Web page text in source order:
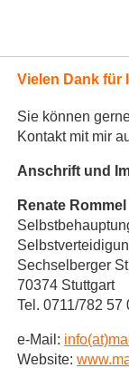
Vielen Dank für
Sie können
Kontakt mit mir
Anschrift und
Renate Rommel
Sechselberger
70374 Stuttgart
Tel. 0711/782 57
e-Mail:
Website: